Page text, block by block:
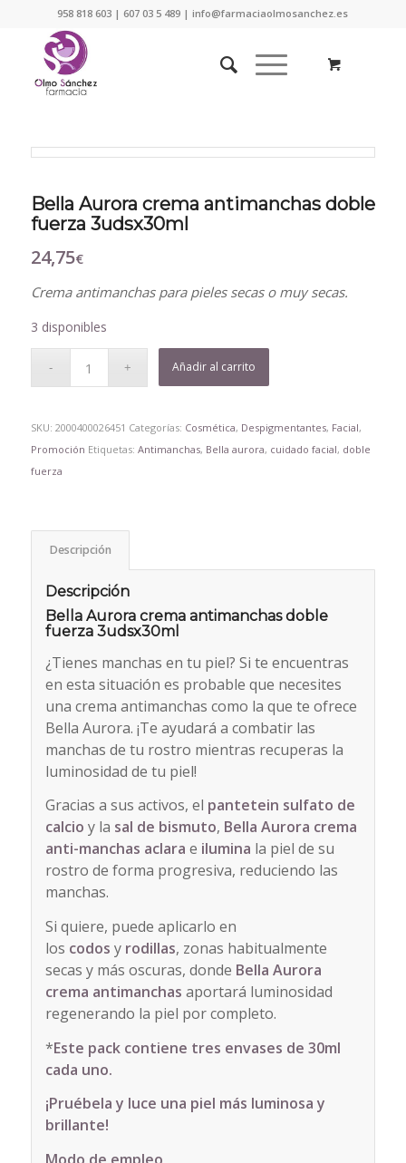
958 818 603 | 607 03 5 489 | info@farmaciaolmosanchez.es
Bella Aurora crema antimanchas doble
fuerza 3udsx30ml
24,75€
Crema antimanchas para pieles secas o muy secas.
3 disponibles
Añadir al carrito
SKU: 2000400026451 Categorías: Cosmética, Despigmentantes, Facial,
Promoción Etiquetas: Antimanchas, Bella aurora, cuidado facial, doble
fuerza
Descripción
Descripción
Bella Aurora crema antimanchas doble
fuerza 3udsx30ml
¿Tienes manchas en tu piel? Si te encuentras
en esta situación es probable que necesites
una crema antimanchas como la que te ofrece
Bella Aurora. ¡Te ayudará a combatir las
manchas de tu rostro mientras recuperas la
luminosidad de tu piel!
Gracias a sus activos, el pantetein sulfato de
calcio y la sal de bismuto, Bella Aurora crema
anti-manchas aclara e ilumina la piel de su
rostro de forma progresiva, reduciendo las
manchas.
Si quiere, puede aplicarlo en
los codos y rodillas, zonas habitualmente
secas y más oscuras, donde Bella Aurora
crema antimanchas aportará luminosidad
regenerando la piel por completo.
*Este pack contiene tres envases de 30ml
cada uno.
¡Pruébela y luce una piel más luminosa y
brillante!